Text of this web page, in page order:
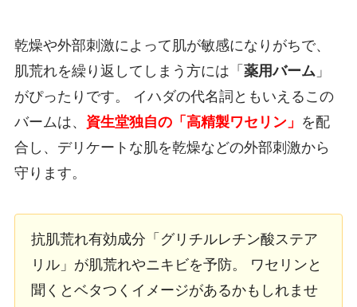
乾燥や外部刺激によって肌が敏感になりがちで、
肌荒れを繰り返してしまう方には「 薬用バーム 」
がぴったりです。 イハダの代名詞ともいえるこの
バームは、 資生堂独自の「高精製ワセリン」 を配
合し、デリケートな肌を乾燥などの外部刺激から
守ります。
抗肌荒れ有効成分「グリチルレチン酸ステア
リル」が肌荒れやニキビを予防。 ワセリンと
聞くとベタつくイメージがあるかもしれませ